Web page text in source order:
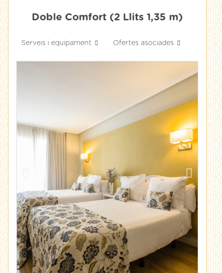
Doble Comfort (2 Llits 1,35 m)
Serveis i equipament Ofertes asociades